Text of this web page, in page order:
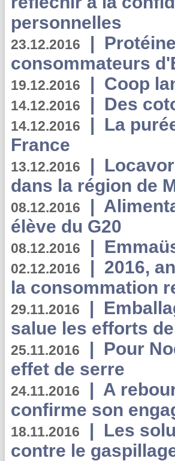
personnelles
23.12.2016 |
consommateurs
19.12.2016 | Coop
14.12.2016 | Des
14.12.2016 | La
France
13.12.2016 |
dans la région de
08.12.2016 |
élève du G20
08.12.2016 |
02.12.2016 | 2016,
la consommation
29.11.2016 |
salue les efforts
25.11.2016 | Pour
effet de serre
24.11.2016 | A
confirme son
18.11.2016 | Les
contre le